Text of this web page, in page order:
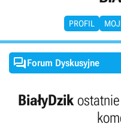
PROFIL
Forum Dyskusyjne
BiałyDzik